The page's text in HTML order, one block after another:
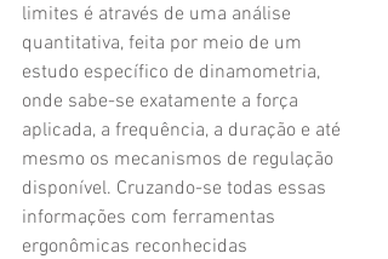
limites é através de uma análise
quantitativa, feita por meio de um
estudo específico de dinamometria,
onde sabe-se exatamente a força
aplicada, a frequência, a duração e até
mesmo os mecanismos de regulação
disponível. Cruzando-se todas essas
informações com ferramentas
ergonômicas reconhecidas